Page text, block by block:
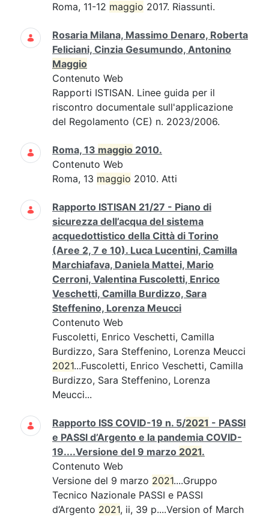
Roma, 11-12 maggio 2017. Riassunti.
Rosaria Milana, Massimo Denaro, Roberta
Feliciani, Cinzia Gesumundo, Antonino
Maggio
Contenuto Web
Rapporti ISTISAN. Linee guida per il
riscontro documentale sull'applicazione
del Regolamento (CE) n. 2023/2006.
Roma, 13 maggio 2010.
Contenuto Web
Roma, 13 maggio 2010. Atti
Rapporto ISTISAN 21/27 - Piano di
sicurezza dell’acqua del sistema
acquedottistico della Città di Torino
(Aree 2, 7 e 10). Luca Lucentini, Camilla
Marchiafava, Daniela Mattei, Mario
Cerroni, Valentina Fuscoletti, Enrico
Veschetti, Camilla Burdizzo, Sara
Steffenino, Lorenza Meucci
Contenuto Web
Fuscoletti, Enrico Veschetti, Camilla
Burdizzo, Sara Steffenino, Lorenza Meucci
2021...Fuscoletti, Enrico Veschetti, Camilla
Burdizzo, Sara Steffenino, Lorenza
Meucci...
Rapporto ISS COVID-19 n. 5/2021 - PASSI
e PASSI d’Argento e la pandemia COVID-
19....Versione del 9 marzo 2021.
Contenuto Web
Versione del 9 marzo 2021....Gruppo
Tecnico Nazionale PASSI e PASSI
d’Argento 2021, ii, 39 p....Version of March